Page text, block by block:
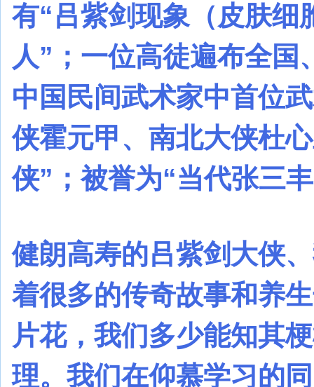
有“吕紫剑现象（皮肤细
人”；一位高徒遍布全
中国民间武术家中首位
侠霍元甲、南北大侠杜
侠”；被誉为“当代张三
健朗高寿的吕紫剑大侠
着很多的传奇故事和养
片花，我们多少能知其
理。我们在仰慕学习的